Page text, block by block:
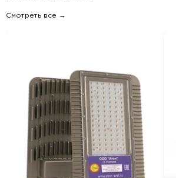
Смотреть все →